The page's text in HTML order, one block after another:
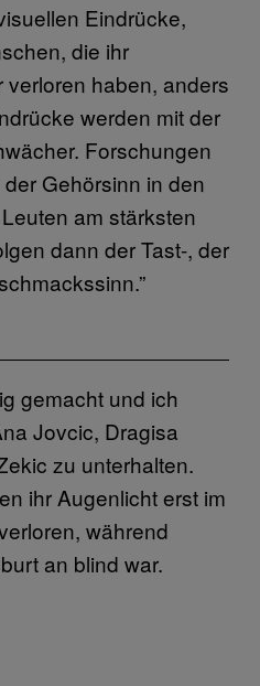
Eindrücke,
die ihr
haben, anders
werden mit der
Forschungen
Gehörsinn in den
am stärksten
dann der Tast-, der
gemacht und ich
Jovcic, Dragisa
zu unterhalten.
ihr Augenlicht erst im
während
an blind war.